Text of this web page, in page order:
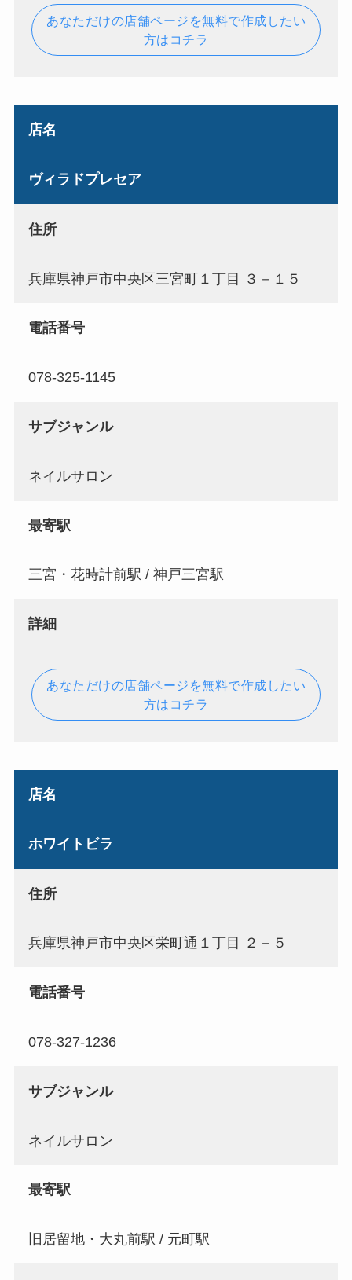
あなただけの店舗ページを無料で作成したい
方はコチラ
店名
ヴィラドプレセア
住所
兵庫県神戸市中央区三宮町１丁目 ３－１５
電話番号
078-325-1145
サブジャンル
ネイルサロン
最寄駅
三宮・花時計前駅 / 神戸三宮駅
詳細
あなただけの店舗ページを無料で作成したい
方はコチラ
店名
ホワイトビラ
住所
兵庫県神戸市中央区栄町通１丁目 ２－５
電話番号
078-327-1236
サブジャンル
ネイルサロン
最寄駅
旧居留地・大丸前駅 / 元町駅